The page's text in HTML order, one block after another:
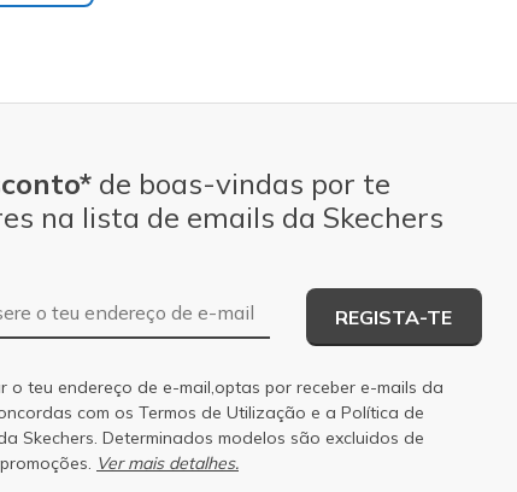
de boas-vindas por te
na lista de emails da Skechers
de e-mail
REGISTA-TE
o teu endereço de e-mail,optas por receber e-mails da
com os Termos de Utilização e a Política de
Skechers. Determinados modelos são excluidos de
Ver mais detalhes.